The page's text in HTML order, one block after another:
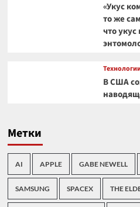
«Укус
то же
что
В США
Метки
AI APPLE GABE NEWELL
SAMSUNG SPACEX THE